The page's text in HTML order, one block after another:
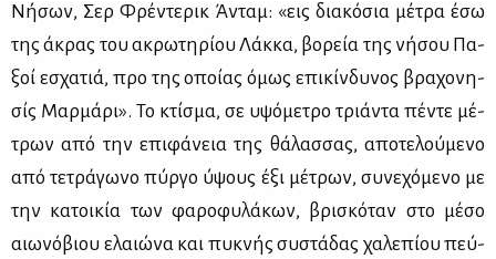
Νή­σων, Σερ Φρέ­ντε­ρικ Άνταμ: «εις δια­κό­σια μέ­τρα έσω
της άκρας του ακρω­τη­ρί­ου Λάκ­κα, βο­ρεία της νή­σου Πα­
ξοί εσχα­τιά, προ της οποί­ας όμως επι­κίν­δυ­νος βρα­χο­νη­
σίς Μαρ­μά­ρι». Το κτί­σμα, σε υψό­με­τρο τριά­ντα πέ­ντε μέ­
τρων από την επι­φά­νεια της θά­λασ­σας, απο­τε­λού­με­νο
από τε­τρά­γω­νο πύρ­γο ύψους έξι μέ­τρων, συ­νε­χό­με­νο με
την κα­τοι­κία των φα­ρο­φυ­λά­κων, βρι­σκό­ταν στο μέ­σο
αιω­νό­βιου ελαιώ­να και πυ­κνής συ­στά­δας χα­λε­πί­ου πεύ­